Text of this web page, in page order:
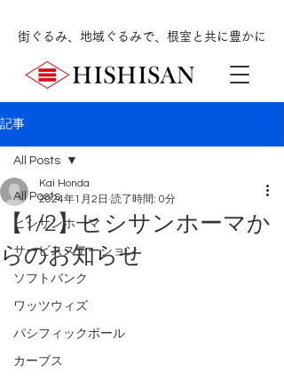
街ぐるみ、地域ぐるみで、根室と共に豊かに
記事
All Posts
ヒシサンホーマ
サービスステーション
ソフトバンク
ワッツウィズ
パシフィックボール
カーブス
All Posts
【1/2】ヒシサンホーマか
らのお知らせ
Kai Honda
2024年1月2日 読了時間: 0分